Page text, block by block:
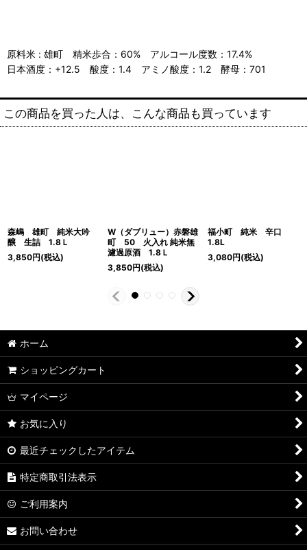
原料米 : 雄町 精米歩合：60% アルコール度数：17.4%
日本酒度：+12.5 酸度：1.4 アミノ酸度：1.2 酵母：701
この商品を買った人は、こんな商品も買っています
森嶋 雄町 純米大吟
醸 生詰 1.8Ｌ
3,850円(税込)
W（ダブリュー）赤磐雄
町 50 火入れ 純米無
濾過原酒 1.8Ｌ
3,850円(税込)
福小町 純米 辛口
1.8L
3,080円(税込)
ホーム
ショッピングカート
マイページ
お気に入り
最近チェックしたアイテム
特定商取引法表示
ご利用案内
お問い合わせ